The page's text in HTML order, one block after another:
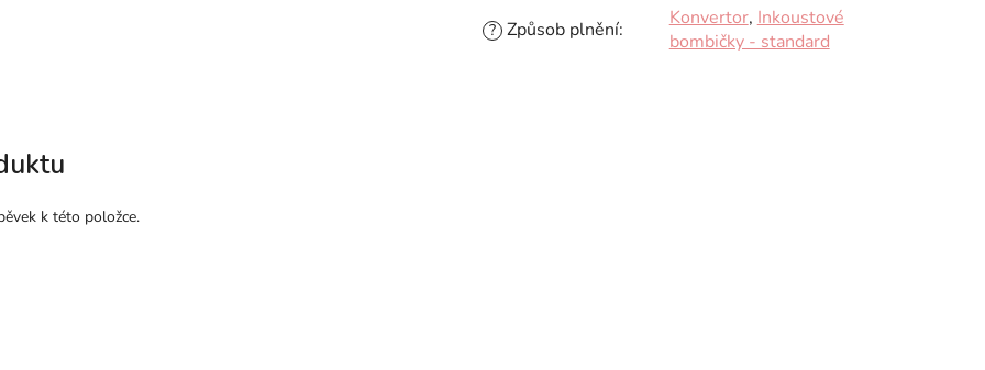
? Způsob plnění: Konvertor, Inkoustové
bombičky - standard
k této položce.